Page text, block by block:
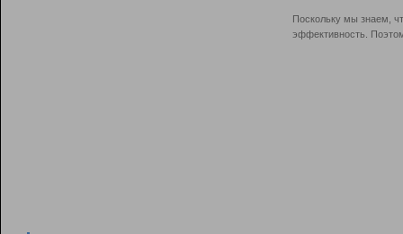
Поскольку мы знаем,
эффективность.